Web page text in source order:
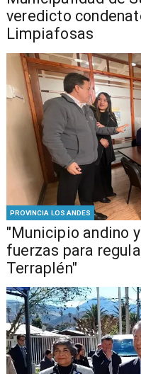
veredicto
Limpiafosas
PROVINCIA LOS ANDES
"Municipio andino
fuerzas para
Terraplén"